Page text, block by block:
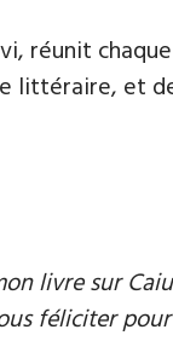
réunit
littéraire, et
livre sur
féliciter